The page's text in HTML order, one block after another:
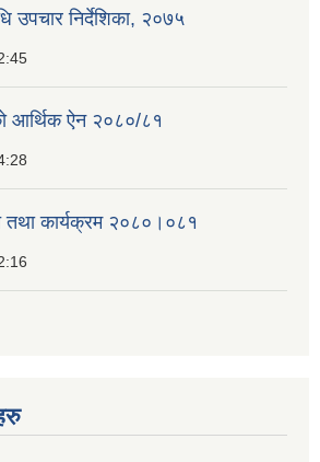
उपचार निर्देशिका, २०७५
आर्थिक ऐन २०८०/८१
तथा कार्यक्रम २०८०।०८१